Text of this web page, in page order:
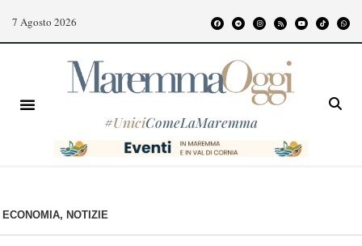
7 Agosto 2026
#UniciComeLaMaremma
ECONOMIA, NOTIZIE